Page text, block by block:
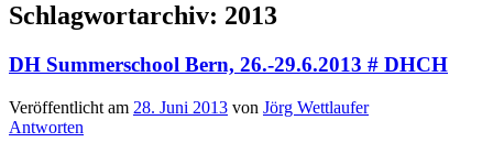
Schlagwortarchiv: 2013
DH Summerschool Bern, 26.-29.6.2013 # DHCH
Veröffentlicht am 28. Juni 2013 von Jörg Wettlaufer
Antworten